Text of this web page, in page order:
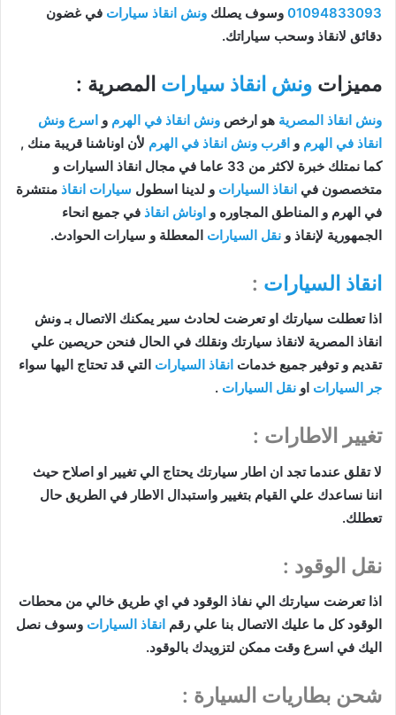
01094833093 وسوف يصلك ونش انقاذ سيارات في غضون
دقائق لانقاذ وسحب سياراتك.
مميزات ونش انقاذ سيارات المصرية :
ونش انقاذ المصرية هو ارخص ونش انقاذ في الهرم و اسرع ونش
انقاذ في الهرم و اقرب ونش انقاذ في الهرم لأن اوناشنا قريبة منك ,
كما نمتلك خبرة لاكثر من 33 عاما في مجال انقاذ السيارات و
متخصصون في انقاذ السيارات و لدينا اسطول سيارات انقاذ منتشرة
في الهرم و المناطق المجاوره و اوناش انقاذ في جميع انحاء
الجمهورية لإنقاذ و نقل السيارات المعطلة و سيارات الحوادث.
انقاذ السيارات :
اذا تعطلت سيارتك او تعرضت لحادث سير يمكنك الاتصال بـ ونش
انقاذ المصرية لانقاذ سيارتك ونقلك في الحال فنحن حريصين علي
تقديم و توفير جميع خدمات انقاذ السيارات التي قد تحتاج اليها سواء
جر السيارات او نقل السيارات .
تغيير الاطارات :
لا تقلق عندما تجد ان اطار سيارتك يحتاج الي تغيير او اصلاح حيث
اننا نساعدك علي القيام بتغيير واستبدال الاطار في الطريق حال
تعطلك.
نقل الوقود :
اذا تعرضت سيارتك الي نفاذ الوقود في اي طريق خالي من محطات
الوقود كل ما عليك الاتصال بنا علي رقم انقاذ السيارات وسوف نصل
اليك في اسرع وقت ممكن لتزويدك بالوقود.
شحن بطاريات السيارة :